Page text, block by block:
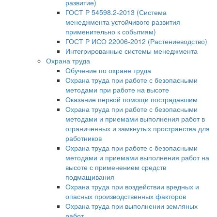
развитие)
ГОСТ Р 54598.2-2013 (Система
менеджмента устойчивого развития
применительно к событиям)
ГОСТ Р ИСО 22006-2012 (Растениеводство)
Интегрированные системы менеджмента
Охрана труда
Обучение по охране труда
Охрана труда при работе с безопасными
методами при работе на высоте
Оказание первой помощи пострадавшим
Охрана труда при работе с безопасными
методами и приемами выполнения работ в
ограниченных и замкнутых пространства для
работников
Охрана труда при работе с безопасными
методами и приемами выполнения работ на
высоте с применением средств
подмащивания
Охрана труда при воздействии вредных и
опасных производственных факторов
Охрана труда при выполнении земляных